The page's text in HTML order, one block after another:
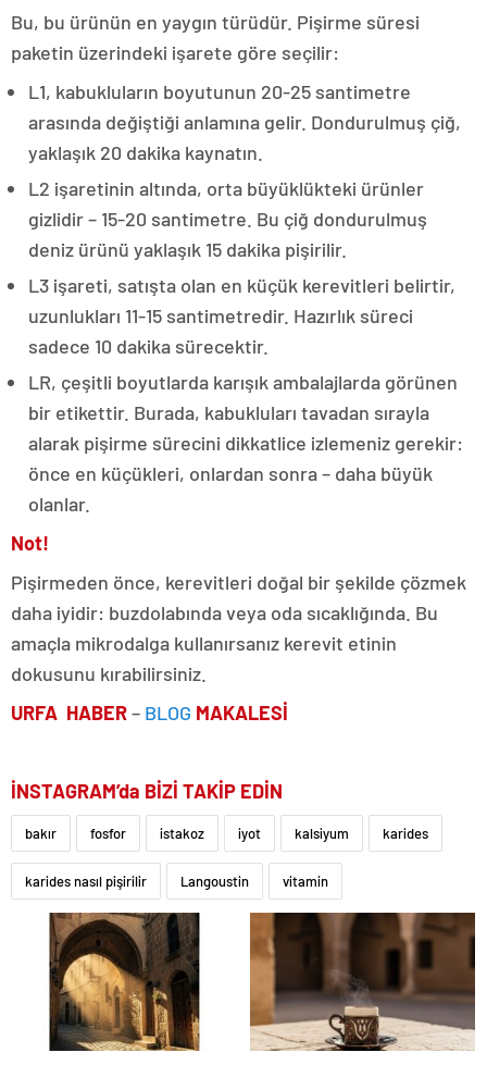
Bu, bu ürünün en yaygın türüdür. Pişirme süresi
paketin üzerindeki işarete göre seçilir:
L1, kabukluların boyutunun 20-25 santimetre
arasında değiştiği anlamına gelir. Dondurulmuş çiğ,
yaklaşık 20 dakika kaynatın.
L2 işaretinin altında, orta büyüklükteki ürünler
gizlidir – 15-20 santimetre. Bu çiğ dondurulmuş
deniz ürünü yaklaşık 15 dakika pişirilir.
L3 işareti, satışta olan en küçük kerevitleri belirtir,
uzunlukları 11-15 santimetredir. Hazırlık süreci
sadece 10 dakika sürecektir.
LR, çeşitli boyutlarda karışık ambalajlarda görünen
bir etikettir. Burada, kabukluları tavadan sırayla
alarak pişirme sürecini dikkatlice izlemeniz gerekir:
önce en küçükleri, onlardan sonra – daha büyük
olanlar.
Not!
Pişirmeden önce, kerevitleri doğal bir şekilde çözmek
daha iyidir: buzdolabında veya oda sıcaklığında. Bu
amaçla mikrodalga kullanırsanız kerevit etinin
dokusunu kırabilirsiniz.
URFA HABER– BLOG MAKALESİ
İNSTAGRAM’da BİZİ TAKİP EDİN
bakır fosfor istakoz iyot kalsiyum karides
karides nasıl pişirilir Langoustin vitamin